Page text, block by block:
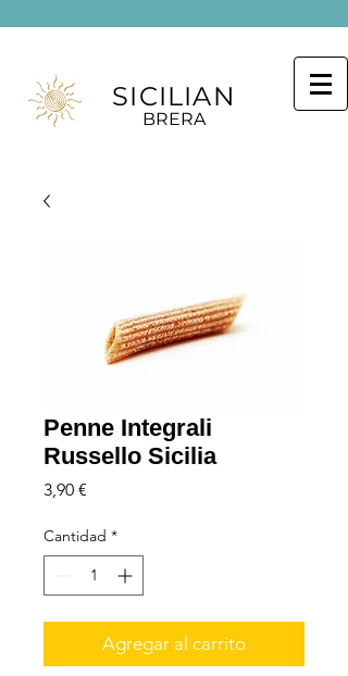
SICILIAN
BRERA
Penne Integrali
Russello Sicilia
3,90 €
Cantidad *
Agregar al carrito